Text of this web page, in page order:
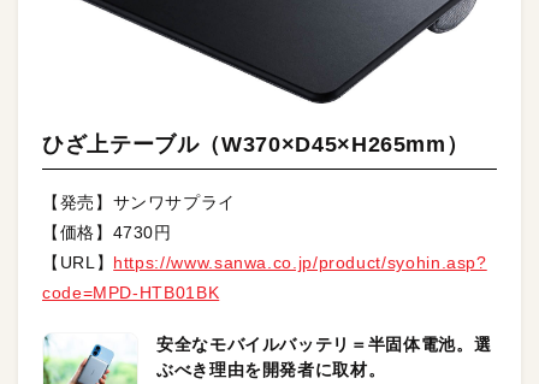
ひざ上テーブル（W370×D45×H265mm）
【発売】サンワサプライ
【価格】4730円
【URL】 https://www.sanwa.co.jp/product/syohin.asp?
code=MPD-HTB01BK
安全なモバイルバッテリ＝半固体電池。選
ぶべき理由を開発者に取材。